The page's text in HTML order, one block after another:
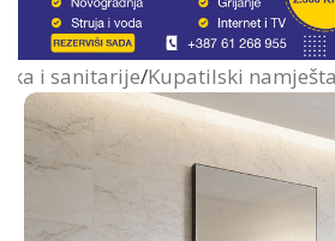
i sanitarije/Kupatilski